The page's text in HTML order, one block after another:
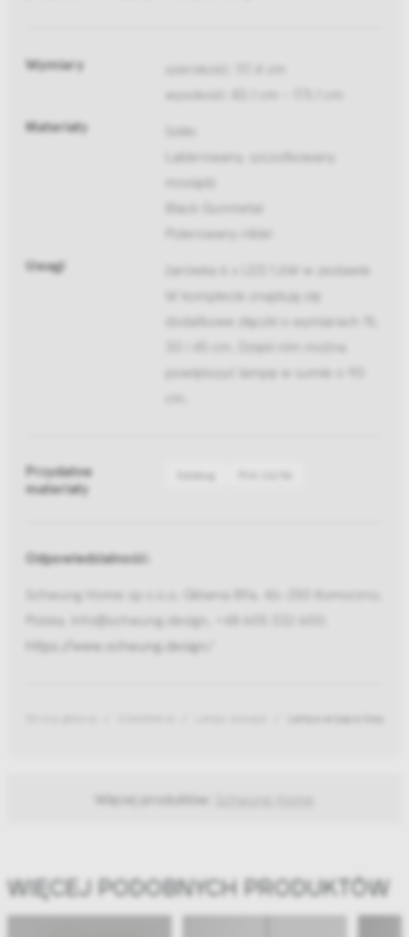
Wymiary
szerokość: 117.4 cm
wysokość: 83.1 cm - 173.1 cm
Materiały
Szkło
Lakierowany, szczotkowany
mosiądz
Black Gunmetal
Polerowany nikiel
Uwagi
żarówka 6 x LED 1.6W w zestawie
W komplecie znajdują się
dodatkowe złączki o wymiarach 15,
30 i 45 cm. Dzięki nim można
powiększyć lampę w sumie o 90
Przydatne
materiały
Katalog
Odpowiedzialność:
Schwung Home sp z.o.o, Główna 89a, 46-250 Komorzno,
Polska, info@schwung.design, +48 605 332 600,
https://www.schwung.design/
Lampa wisząca Soap 6DT
Więcej produktów:
WIĘCEJ PODOBNYCH PRODUKTÓW